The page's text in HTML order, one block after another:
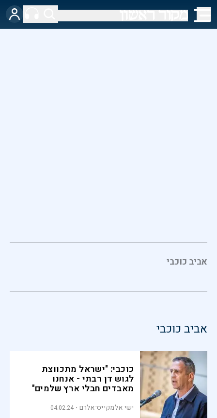
אביב כוכבי
אביב כוכבי
כוכבי: "ישראל מתכווצת
לגוש דן רבתי - אנחנו
מאבדים חבלי ארץ שלמים"
ישי אלמקייס־אלרם 04.02.24